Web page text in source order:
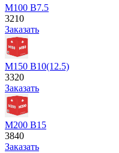
М100 В7.5
3210
Заказать
М150 В10(12.5)
3320
Заказать
М200 В15
3840
Заказать